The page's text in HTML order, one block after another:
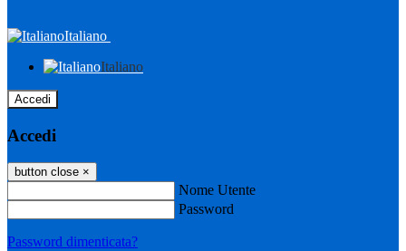
Italiano
Italiano
Accedi
Accedi
button close ×
Nome Utente
Password
Password dimenticata?